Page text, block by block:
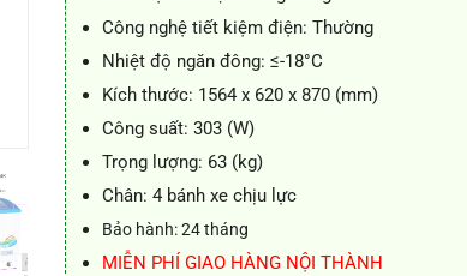
Công nghệ tiết kiệm điện: Thường
Nhiệt độ ngăn đông: ≤-18°C
Kích thước: 1564 x 620 x 870 (mm)
Công suất: 303 (W)
Trọng lượng: 63 (kg)
Chân: 4 bánh xe chịu lực
Bảo hành: 24 tháng
MIỄN PHÍ GIAO HÀNG NỘI THÀNH